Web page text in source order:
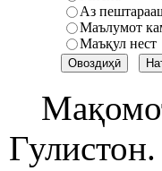
Аз
Маълумот
Маъқул нест